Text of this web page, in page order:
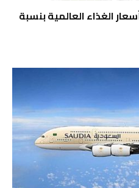
الغذاء العالمية بنسبة